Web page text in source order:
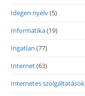
Idegen nyelv(5)
Informatika(19)
Ingatlan (77)
Internet(63)
Internetes szolgáltatások